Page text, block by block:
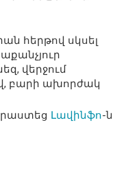
հերթով սկսել
վերջում
բարի ախորժակ
Լավինֆո-ն